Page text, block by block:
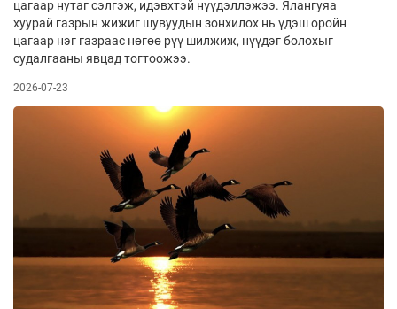
цагаар нутаг сэлгэж, идэвхтэй нүүдэллэжээ. Ялангуяа
хуурай газрын жижиг шувуудын зонхилох нь үдэш оройн
цагаар нэг газраас нөгөө рүү шилжиж, нүүдэг болохыг
судалгааны явцад тогтоожээ.
2026-07-23